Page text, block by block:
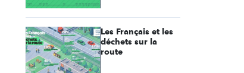
Les Français et les
déchets sur la
route